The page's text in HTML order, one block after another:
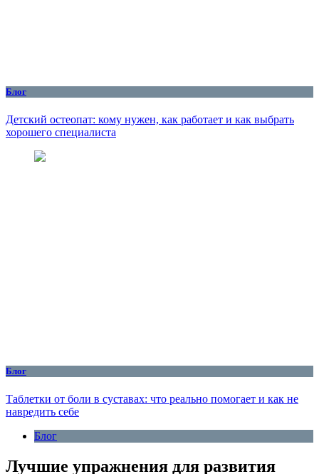
Блог
Детский остеопат: кому нужен, как работает и как выбрать
хорошего специалиста
Блог
Таблетки от боли в суставах: что реально помогает и как не
навредить себе
Блог
Лучшие упражнения для развития